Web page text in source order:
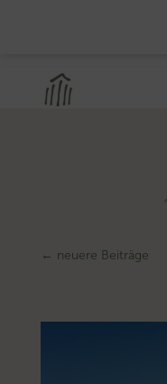
← neuere Beiträge